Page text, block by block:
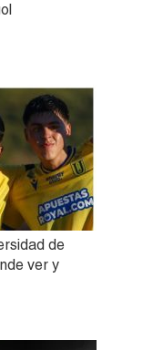
de
ver y